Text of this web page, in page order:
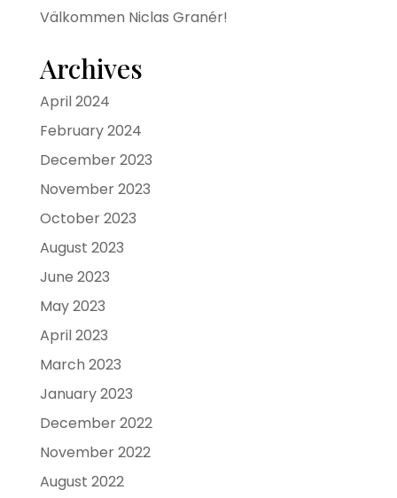
Välkommen Niclas Granér!
Archives
April 2024
February 2024
December 2023
November 2023
October 2023
August 2023
June 2023
May 2023
April 2023
March 2023
January 2023
December 2022
November 2022
August 2022